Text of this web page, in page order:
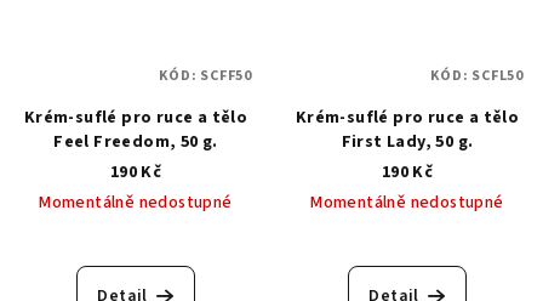
Krém-suflé pro ruce a tělo
Feel Freedom, 50 g.
190 Kč
Momentálně nedostupné
Detail
KÓD: SCFF50
Krém-suflé pro ruce a tělo
First Lady, 50 g.
190 Kč
Momentálně nedostupné
hodnocení
produktu
Detail
KÓD: SCFL50